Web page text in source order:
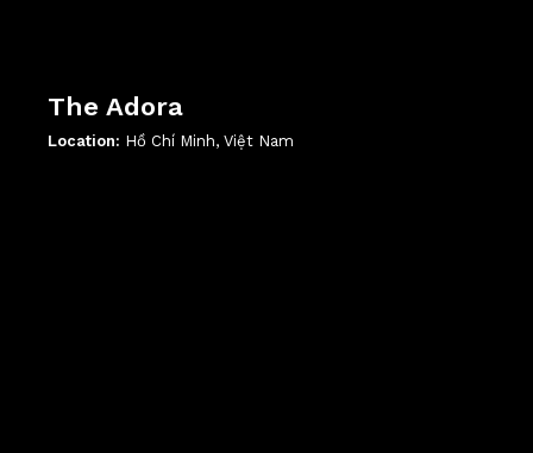
The Adora
Location: Hồ Chí Minh, Việt Nam